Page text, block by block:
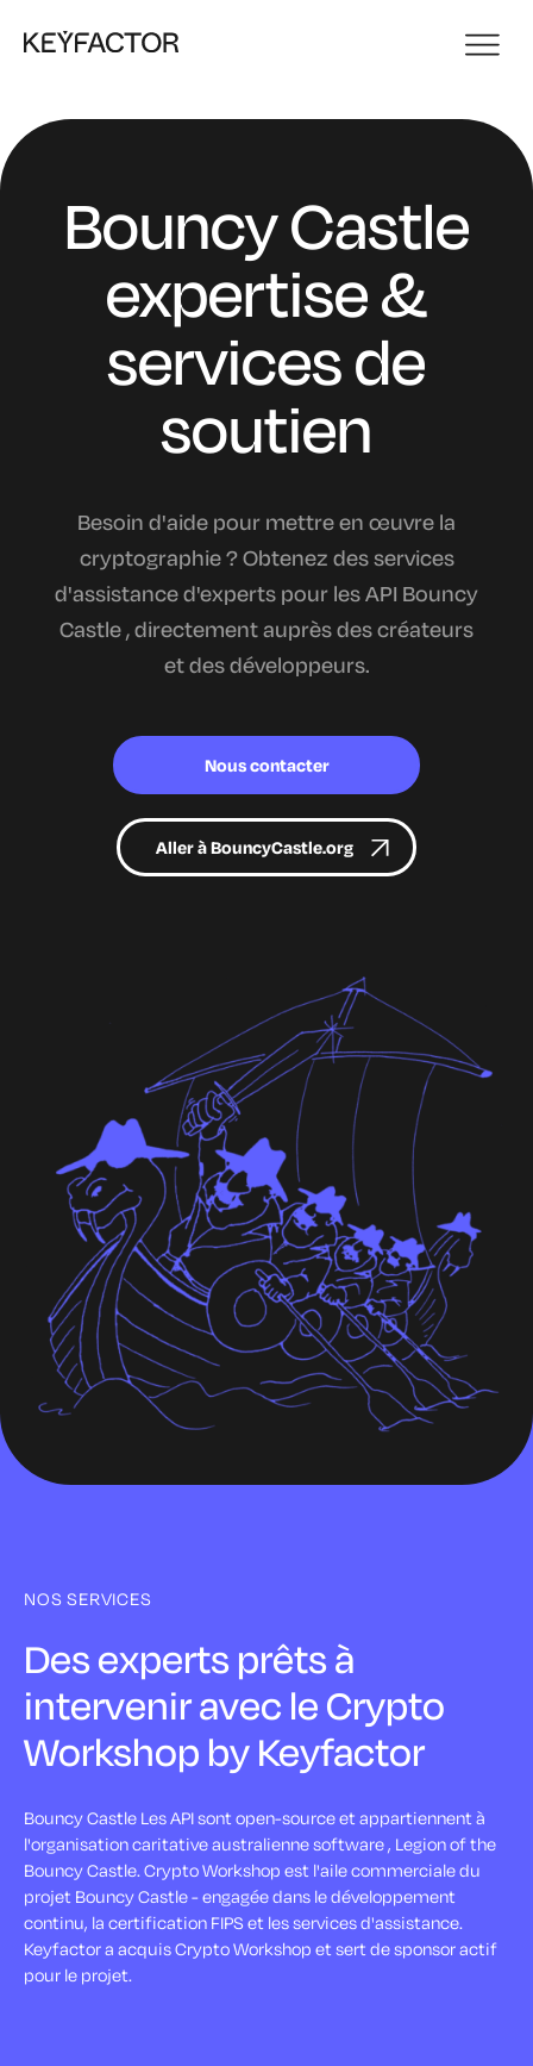
Bouncy Castle
expertise &
services de
soutien
Besoin d'aide pour mettre en œuvre la
cryptographie ? Obtenez des services
d'assistance d'experts pour les API Bouncy
Castle , directement auprès des créateurs
et des développeurs.
Nous contacter
Aller à BouncyCastle.org
NOS SERVICES
Des experts prêts à
intervenir avec le Crypto
Workshop by Keyfactor
Bouncy Castle Les API sont open-source et appartiennent à
l'organisation caritative australienne software , Legion of the
Bouncy Castle. Crypto Workshop est l'aile commerciale du
projet Bouncy Castle - engagée dans le développement
continu, la certification FIPS et les services d'assistance.
Keyfactor a acquis Crypto Workshop et sert de sponsor actif
pour le projet.